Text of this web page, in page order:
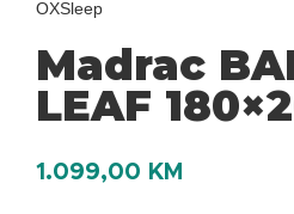
Madrac
LEAF
1.099,00 KM